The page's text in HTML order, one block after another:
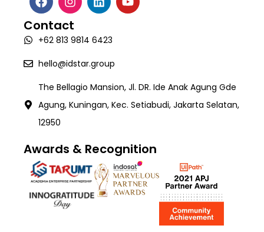
Intelligence Document Processing (Valida)
Workforce Management System (SIGAPP)
AI Development
White Paper
Contact
Contact
+62 813 9814 6423
hello@idstar.group
The Bellagio Mansion, Jl. DR. Ide Anak Agung Gde
Agung, Kuningan, Kec. Setiabudi, Jakarta Selatan,
12950
Awards & Recognition